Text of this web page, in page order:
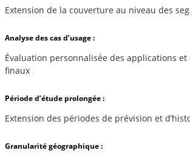
Extension de la couverture au niveau des
Analyse des cas d’usage :
Évaluation personnalisée des applications
finaux
Période d’étude prolongée :
Extension des périodes de prévision et
Granularité géographique :